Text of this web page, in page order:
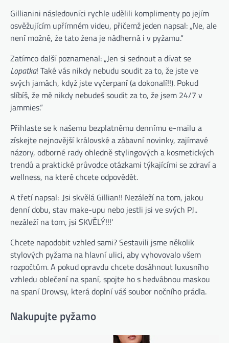
Gillianini následovníci rychle udělili komplimenty po jejím
osvěžujícím upřímném videu, přičemž jeden napsal: „Ne, ale
není možné, že tato žena je nádherná i v pyžamu.“
Zatímco další poznamenal: „Jen si sednout a dívat se
Lopatka! Také vás nikdy nebudu soudit za to, že jste ve
svých jamách, když jste vyčerpaní (a dokonalí!!). Pokud
slíbíš, že mě nikdy nebudeš soudit za to, že jsem 24/7 v
jammies.“
Přihlaste se k našemu bezplatnému dennímu e-mailu a
získejte nejnovější královské a zábavní novinky, zajímavé
názory, odborné rady ohledně stylingových a kosmetických
trendů a praktické průvodce otázkami týkajícími se zdraví a
wellness, na které chcete odpovědět.
A třetí napsal: ‚Jsi skvělá Gillian!! Nezáleží na tom, jakou
denní dobu, stav make-upu nebo jestli jsi ve svých PJ..
nezáleží na tom, jsi SKVĚLÝ!!!‘
Chcete napodobit vzhled sami? Sestavili jsme několik
stylových pyžama na hlavní ulici, aby vyhovovalo všem
rozpočtům. A pokud opravdu chcete dosáhnout luxusního
vzhledu oblečení na spaní, spojte ho s hedvábnou maskou
na spaní Drowsy, která doplní váš soubor nočního prádla.
Nakupujte pyžamo